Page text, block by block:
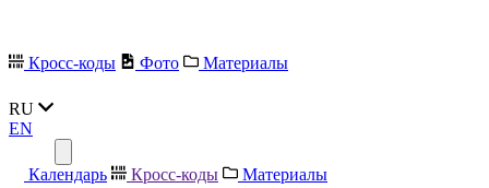
Кросс-коды Фото Материалы
RU
EN
Календарь Кросс-коды Материалы